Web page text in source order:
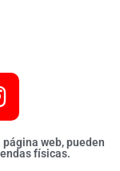
web, pueden
físicas.